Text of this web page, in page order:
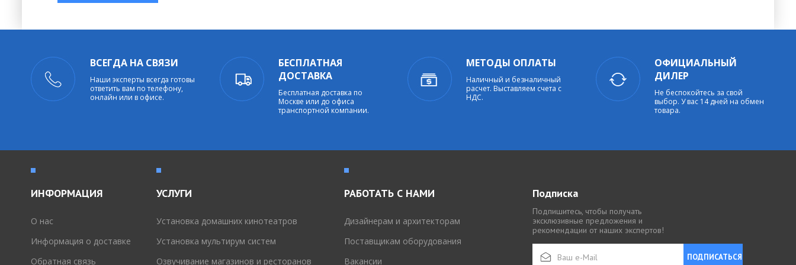
ВСЕГДА НА СВЯЗИ
Наши эксперты всегда готовы
ответить вам по телефону,
онлайн или в офисе.
БЕСПЛАТНАЯ
ДОСТАВКА
Бесплатная доставка по
Москве или до офиса
транспортной компании.
МЕТОДЫ ОПЛАТЫ
Наличный и безналичный
расчет. Выставляем счета с
НДС.
ОФИЦИАЛЬНЫЙ
ДИЛЕР
Не беспокойтесь за свой
выбор. У вас 14 дней на обмен
товара.
ИНФОРМАЦИЯ
O нас
Информация о доставке
Обратная связь
УСЛУГИ
Установка домашних кинотеатров
Установка мультирум систем
Озвучивание магазинов и ресторанов
РАБОТАТЬ С НАМИ
Дизайнерам и архитекторам
Поставщикам оборудования
Вакансии
Подписка
Подпишитесь, чтобы получать
эксклюзивные предложения и
рекомендации от наших экспертов!
ПОДПИСАТЬСЯ